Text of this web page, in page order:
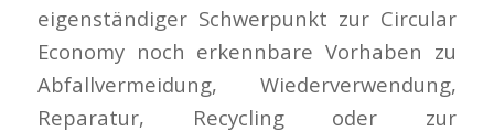
eigenständiger Schwerpunkt zur Circular
Economy noch erkennbare Vorhaben zu
Abfallvermeidung, Wiederverwendung,
Reparatur, Recycling oder zur